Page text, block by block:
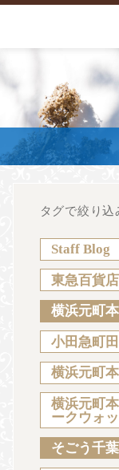
News
Sustainability
タグで絞り込
Staff Blog
東急百貨
横浜元町
小田急町
横浜元町
横浜元町
ークウォ
そごう千